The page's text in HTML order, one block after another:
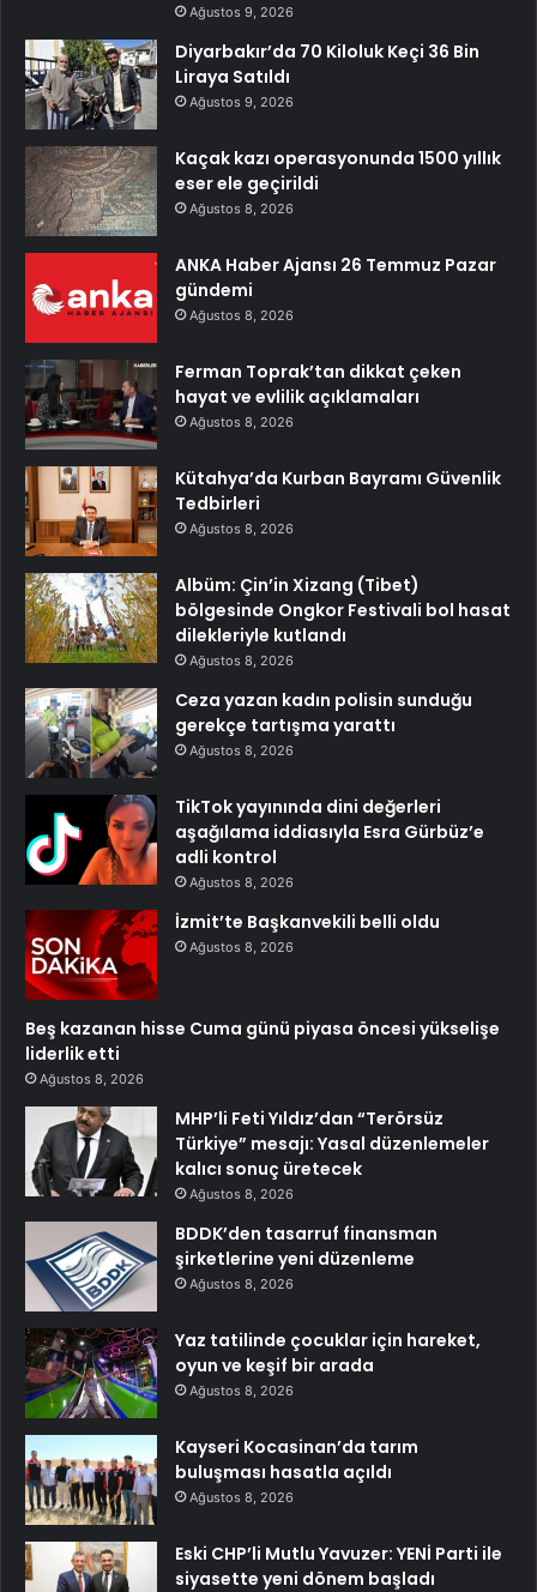
Ağustos 9, 2026
Diyarbakır’da 70 Kiloluk Keçi 36 Bin
Liraya Satıldı
Ağustos 9, 2026
Kaçak kazı operasyonunda 1500 yıllık
eser ele geçirildi
Ağustos 8, 2026
ANKA Haber Ajansı 26 Temmuz Pazar
gündemi
Ağustos 8, 2026
Ferman Toprak’tan dikkat çeken
hayat ve evlilik açıklamaları
Ağustos 8, 2026
Kütahya’da Kurban Bayramı Güvenlik
Tedbirleri
Ağustos 8, 2026
Albüm: Çin’in Xizang (Tibet)
bölgesinde Ongkor Festivali bol hasat
dilekleriyle kutlandı
Ağustos 8, 2026
Ceza yazan kadın polisin sunduğu
gerekçe tartışma yarattı
Ağustos 8, 2026
TikTok yayınında dini değerleri
aşağılama iddiasıyla Esra Gürbüz’e
adli kontrol
Ağustos 8, 2026
İzmit’te Başkanvekili belli oldu
Ağustos 8, 2026
Beş kazanan hisse Cuma günü piyasa öncesi yükselişe
liderlik etti
Ağustos 8, 2026
MHP’li Feti Yıldız’dan “Terörsüz
Türkiye” mesajı: Yasal düzenlemeler
kalıcı sonuç üretecek
Ağustos 8, 2026
BDDK’den tasarruf finansman
şirketlerine yeni düzenleme
Ağustos 8, 2026
Yaz tatilinde çocuklar için hareket,
oyun ve keşif bir arada
Ağustos 8, 2026
Kayseri Kocasinan’da tarım
buluşması hasatla açıldı
Ağustos 8, 2026
Eski CHP’li Mutlu Yavuzer: YENİ Parti ile
siyasette yeni dönem başladı